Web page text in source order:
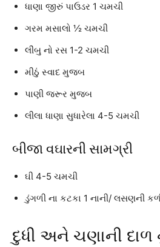
ધાણા જીરું પાઉડર 1 ચમચી
ગરમ મસાલો ½ ચમચી
લીંબુ નો રસ 1-2 ચમચી
મીઠું સ્વાદ મુજબ
પાણી જરૂર મુજબ
લીલા ધાણા સુધારેલા 4-5 ચમચી
બીજા વઘારની સામગ્રી
ઘી 4-5 ચમચી
ડુંગળી ના કટકા 1 નાની/ લસણની
દુધી અને ચણાની દાળ